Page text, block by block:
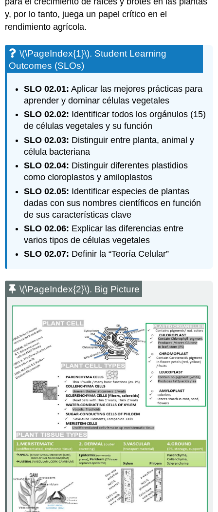
y, por lo tanto, juega un papel crítico en el
rendimiento agrícola.
\(\PageIndex{1}\). Student Learning
Outcomes (SLOs)
SLO 02.01: Aplicar las mejores prácticas para
aprender y dominar células vegetales
SLO 02.02: Identificar todos los orgánulos (15)
de células vegetales y su función
SLO 02.03: Distinguir entre planta, animal y
célula bacteriana
SLO 02.04: Distinguir diferentes plastidios
como cloroplastos y amiloplastos
SLO 02.05: Identificar especies de plantas
dadas con sus nombres científicos en función
de sus características clave
SLO 02.06: Explicar las diferencias entre
varios tipos de células vegetales
SLO 02.07: Definir la “Teoría Celular”
\(\PageIndex{2}\). Big Picture